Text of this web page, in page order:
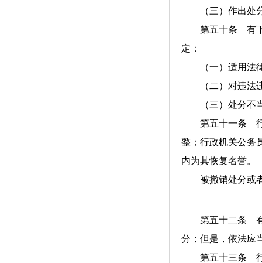
（三）作出处分
第五十条 有下列
定：
（一）适用法律
（二）对违法违
（三）处分不
第五十一条 行政
整；行政机关公务
内为其恢复名誉。
被撤销处分或者
第五十二条 有违
分；但是，依法应
第五十三条 行政